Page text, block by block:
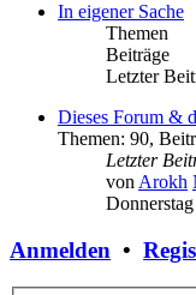
In eigener Sache
Themen
Beiträge
Letzter
Dieses Forum &
Themen: 90,
Letzter
von Arokh
Anmelden •